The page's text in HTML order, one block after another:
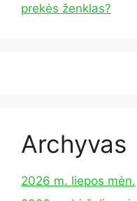
prekės ženklas?
Archyvas
2026 m. liepos mėn.